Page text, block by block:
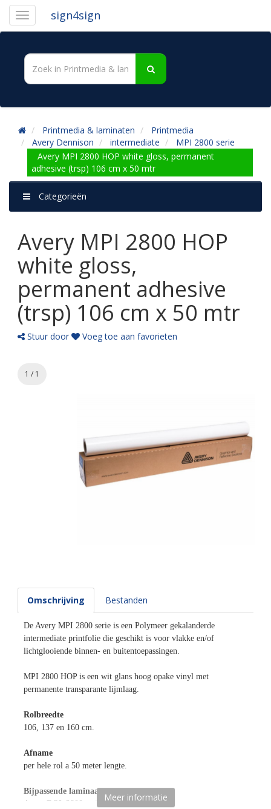
sign4sign
Printmedia & laminaten
Printmedia
Avery Dennison
intermediate
MPI 2800 serie
Avery MPI 2800 HOP white gloss, permanent
adhesive (trsp) 106 cm x 50 mtr
Categorieën
Avery MPI 2800 HOP
white gloss,
permanent adhesive
(trsp) 106 cm x 50 mtr
Stuur door Voeg toe aan favorieten
1 / 1
Omschrijving Bestanden
De Avery MPI 2800 serie is een Polymeer gekalanderde
intermediate printfolie die geschikt is voor vlakke en/of
lichtglooiende binnen- en buitentoepassingen.
MPI 2800 HOP is een wit glans hoog opake vinyl met
permanente transparante lijmlaag.
Rolbreedte
106, 137 en 160 cm.
Afname
per hele rol a 50 meter lengte.
Bijpassende laminaat reeks
Avery DOL 2800 serie.
Meer informatie